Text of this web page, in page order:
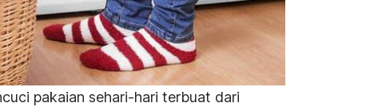
pakaian sehari-hari terbuat dari